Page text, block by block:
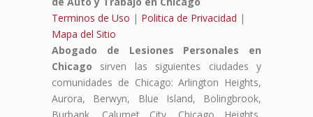
Terminos de Uso | Politica de Privacidad |
Mapa del Sitio
Abogado de Lesiones Personales en
Chicago sirven las siguientes ciudades y
comunidades de Chicago: Arlington Heights,
Aurora, Berwyn, Blue Island, Bolingbrook,
Burbank, Calumet City, Chicago Heights,